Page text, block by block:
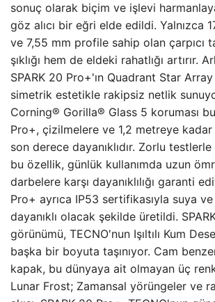
sonuç olarak biçim ve işlevi
göz alıcı bir eğri elde edildi. Yalnızca
ve 7,55 mm profile sahip olan çarpıcı
şıklığı hem de eldeki rahatlığı artırır.
SPARK 20 Pro+'ın Quadrant Star
simetrik estetikle rakipsiz netlik
Corning® Gorilla® Glass 5 koruması
Pro+, çizilmelere ve 1,2 metreye kadar
son derece dayanıklıdır. Zorlu
bu özellik, günlük kullanımda uzun
darbelere karşı dayanıklılığı garanti
Pro+ ayrıca IP53 sertifikasıyla suya
dayanıklı olacak şekilde üretildi.
görünümü, TECNO'nun Işıltılı Kum
başka bir boyuta taşınıyor. Cam
kapak, bu dünyaya ait olmayan üç
Lunar Frost; Zamansal yörüngeler ve